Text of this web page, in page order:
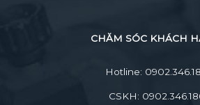
CHĂM SÓC KHÁCH
Hotline:
CSKH: